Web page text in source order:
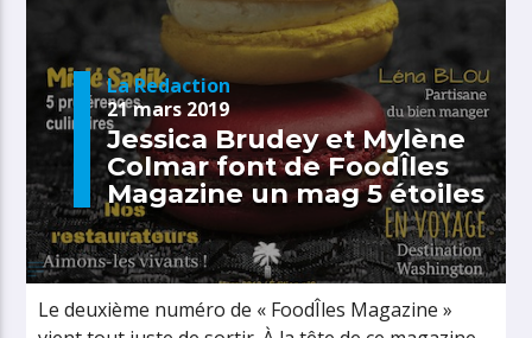
La Redaction
21 mars 2019
Jessica Brudey et Mylène
Colmar font de FoodÎles
Magazine un mag 5 étoiles
Le deuxième numéro de « FoodÎles Magazine »